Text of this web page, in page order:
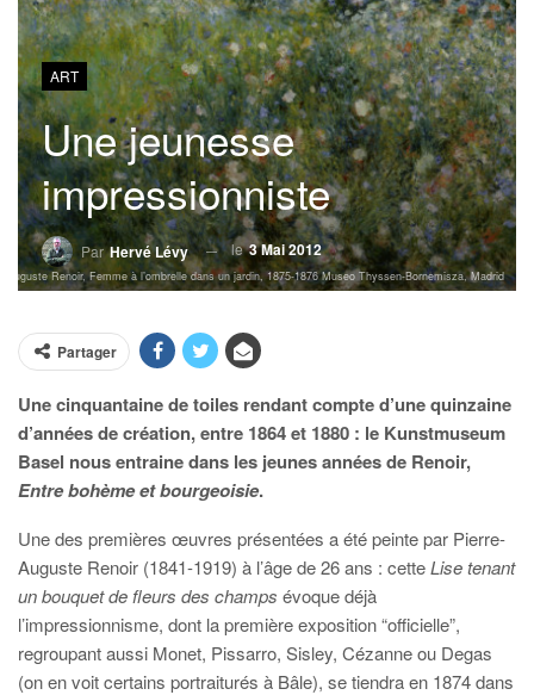
ART
Une jeunesse
impressionniste
ParHervé Lévy le3 Mai 2012
Auguste Renoir, Femme à l’ombrelle dans un jardin, 1875-1876 Museo Thyssen-Bornemisza, Madrid
Partager
Une cinquantaine de toiles rendant compte d’une quinzaine
d’années de création, entre 1864 et 1880 : le Kunstmuseum
Basel nous entraine dans les jeunes années de Renoir,
Entre bohème et bourgeoisie.
Une des premières œuvres présentées a été peinte par Pierre-
Auguste Renoir (1841-1919) à l’âge de 26 ans : cetteLise tenant
un bouquet de fleurs des champs évoque déjà
l’impressionnisme, dont la première exposition “officielle”,
regroupant aussi Monet, Pissarro, Sisley, Cézanne ou Degas
(on en voit certains portraiturés à Bâle), se tiendra en 1874 dans